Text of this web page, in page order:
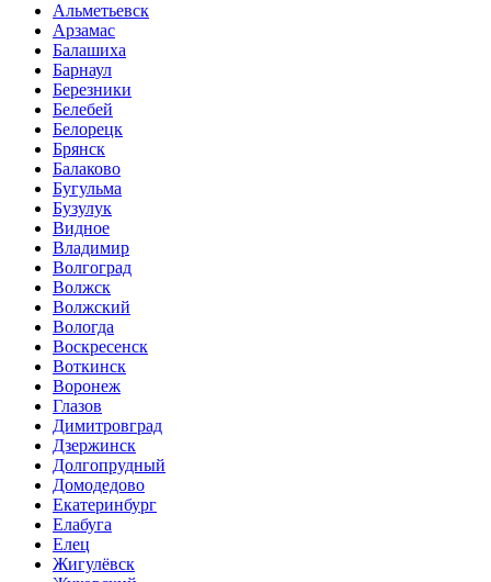
Альметьевск
Арзамас
Балашиха
Барнаул
Березники
Белебей
Белорецк
Брянск
Балаково
Бугульма
Бузулук
Видное
Владимир
Волгоград
Волжск
Волжский
Вологда
Воскресенск
Воткинск
Воронеж
Глазов
Димитровград
Дзержинск
Долгопрудный
Домодедово
Екатеринбург
Елабуга
Елец
Жигулёвск